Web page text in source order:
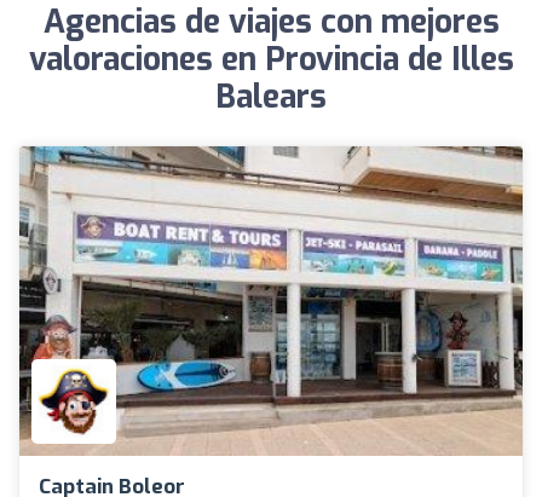
Agencias de viajes con mejores
valoraciones en Provincia de Illes
Balears
Captain Boleor